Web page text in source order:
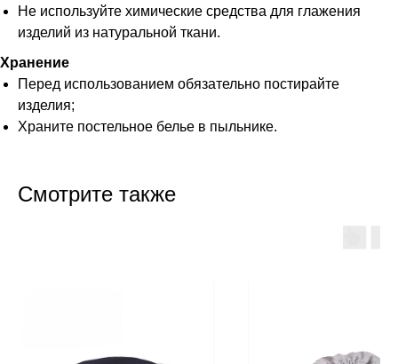
Не используйте химические средства для глажения
изделий из натуральной ткани.
Хранение
Перед использованием обязательно постирайте
изделия;
Храните постельное белье в пыльнике.
Смотрите также